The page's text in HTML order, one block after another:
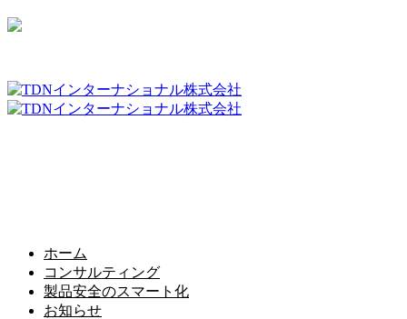
ホーム
コンサルティング
製品安全のスマート化
お知らせ